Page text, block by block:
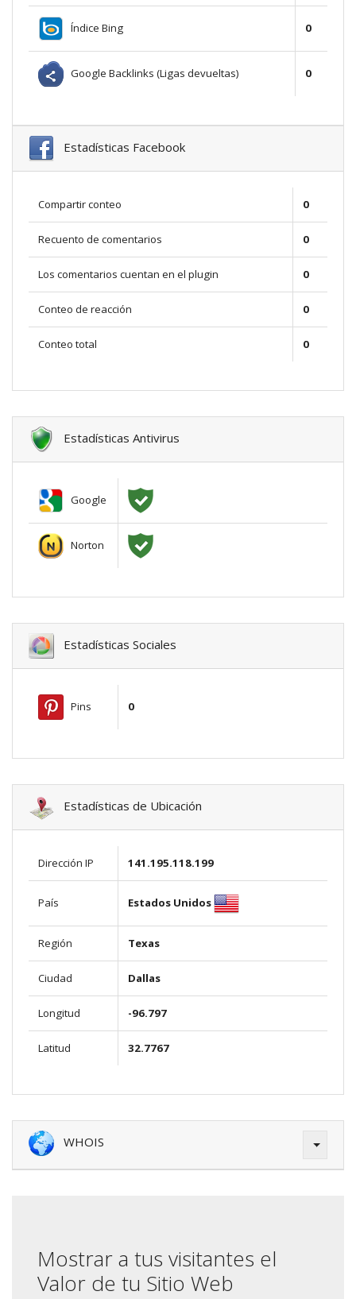
Índice Bing 0
Google Backlinks (Ligas devueltas) 0
Estadísticas Facebook
Compartir conteo 0
Recuento de comentarios 0
Los comentarios cuentan en el plugin 0
Conteo de reacción 0
Conteo total 0
Estadísticas Antivirus
Google
Norton
Estadísticas Sociales
Pins 0
Estadísticas de Ubicación
Dirección IP 141.195.118.199
País Estados Unidos
Región Texas
Ciudad Dallas
Longitud -96.797
Latitud 32.7767
WHOIS
Mostrar a tus visitantes el
Valor de tu Sitio Web